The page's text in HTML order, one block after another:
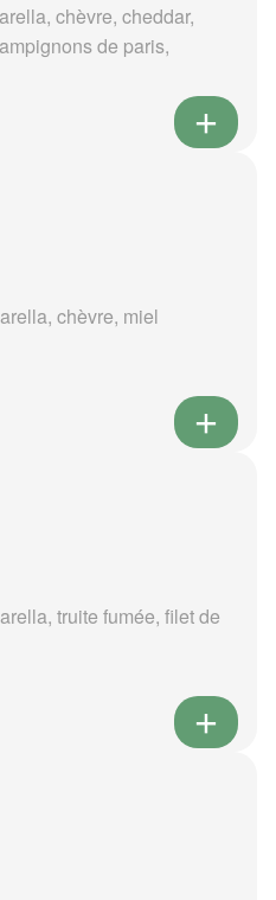
chèvre, cheddar,
de paris,
chèvre, miel
truite fumée, filet de